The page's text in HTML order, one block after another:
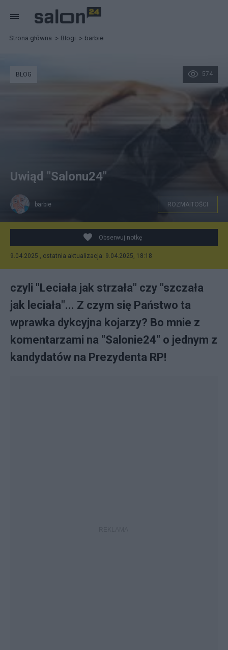
Strona główna Blogi barbie
Na prawach cytatu
574
BLOG
Uwiąd "Salonu24"
barbie ROZMAITOŚCI
Obserwuj notkę
9.04.2025 , ostatnia aktualizacja: 9.04.2025, 18:18
czyli "Leciała jak strzała" czy "szczała
jak leciała"... Z czym się Państwo ta
wprawka dykcyjna kojarzy? Bo mnie z
komentarzami na "Salonie24" o jednym z
kandydatów na Prezydenta RP!